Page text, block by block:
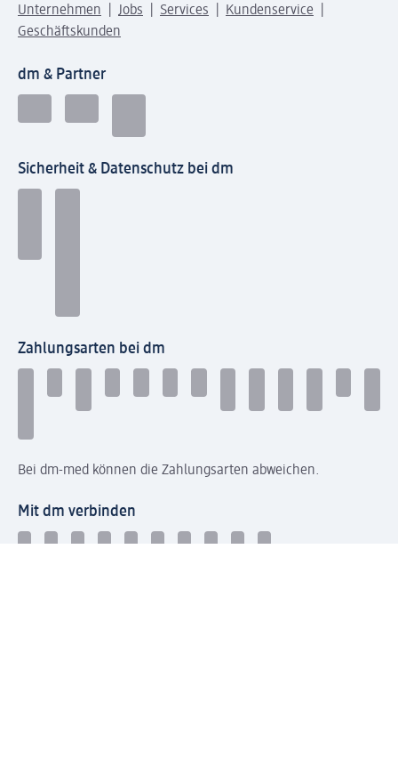
Unternehmen Jobs Services
Kundenservice
Geschäftskunden
dm & Partner
Sicherheit & Datenschutz bei dm
Zahlungsarten bei dm
Bei dm-med können die Zahlungsarten abweichen.
Mit dm verbinden